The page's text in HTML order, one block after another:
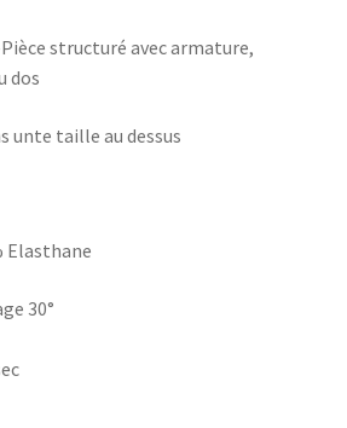
structuré avec armature,
dos
unte taille au dessus
Elasthane
30°